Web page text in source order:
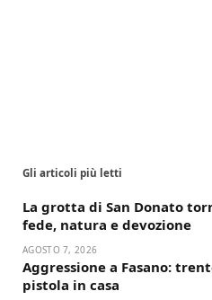
Gli articoli più letti
La grotta di San Donato
fede, natura e devozione
AGOSTO 7, 2026
Aggressione a Fasano:
pistola in casa